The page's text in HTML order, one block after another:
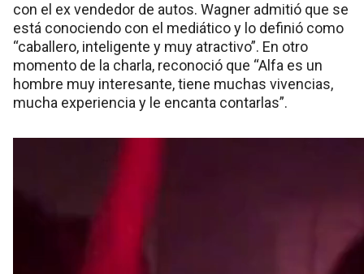
con el ex vendedor de autos. Wagner admitió que se
está conociendo con el mediático y lo definió como
“caballero, inteligente y muy atractivo”. En otro
momento de la charla, reconoció que “Alfa es un
hombre muy interesante, tiene muchas vivencias,
mucha experiencia y le encanta contarlas”.